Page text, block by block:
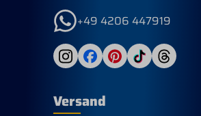
+49 4206 447919
Versand